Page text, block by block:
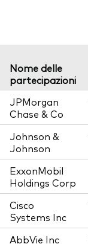
Nome delle
partecipazioni
JPMorgan
Chase & Co
Johnson &
Johnson
ExxonMobil
Holdings Corp
Cisco
Systems Inc
AbbVie Inc